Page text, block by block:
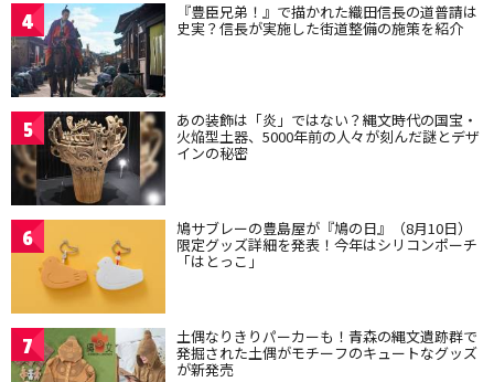
4 『豊臣兄弟！』で描かれた織田信長の道普請は
史実？信長が実施した街道整備の施策を紹介
5 あの装飾は「炎」ではない？縄文時代の国宝・
火焔型土器、5000年前の人々が刻んだ謎とデザ
インの秘密
6 鳩サブレーの豊島屋が『鳩の日』（8月10日）
限定グッズ詳細を発表！今年はシリコンポーチ
「はとっこ」
7 土偶なりきりパーカーも！青森の縄文遺跡群で
発掘された土偶がモチーフのキュートなグッズ
が新発売